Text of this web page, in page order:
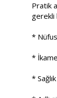
Pratik
gerekli
*
*
*